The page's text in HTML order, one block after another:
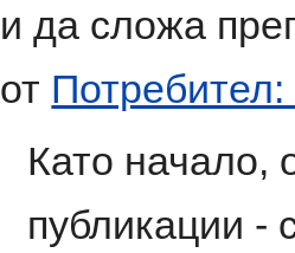
и да сложа
от
Като начало,
публикации -